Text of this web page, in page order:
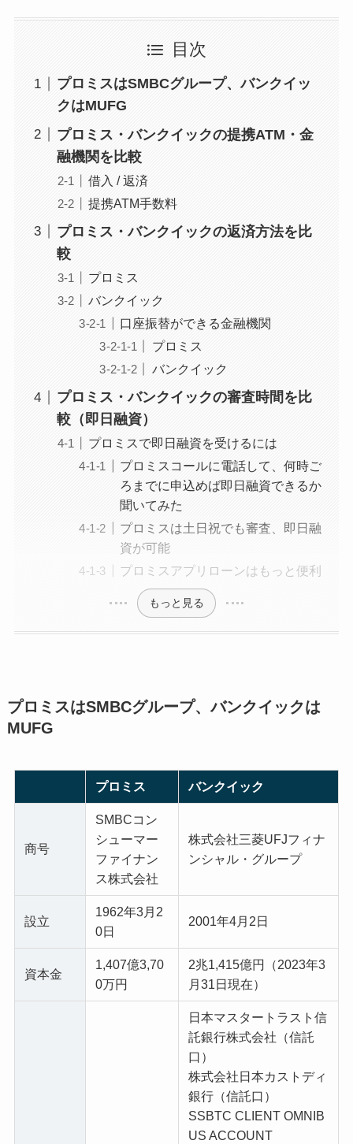
目次
プロミスはSMBCグループ、バンクイッ
クはMUFG
プロミス・バンクイックの提携ATM・金
融機関を比較
借入 / 返済
提携ATM手数料
プロミス・バンクイックの返済方法を比
較
プロミス
バンクイック
口座振替ができる金融機関
プロミス
バンクイック
プロミス・バンクイックの審査時間を比
較（即日融資）
プロミスで即日融資を受けるには
プロミスコールに電話して、何時ご
ろまでに申込めば即日融資できるか
聞いてみた
プロミスは土日祝でも審査、即日融
資が可能
プロミスアプリローンはもっと便利
もっと見る
プロミスはSMBCグループ、バンクイックは
MUFG
プロミス バンクイック
商号
SMBCコン
シューマー
ファイナン
ス株式会社
株式会社三菱UFJフィナ
ンシャル・グループ
設立
1962年3月2
0日
2001年4月2日
資本金
1,407億3,70
0万円
2兆1,415億円（2023年3
月31日現在）
日本マスタートラスト信
託銀行株式会社（信託
口）
株式会社日本カストディ
銀行（信託口）
SSBTC CLIENT OMNIB
US ACCOUNT